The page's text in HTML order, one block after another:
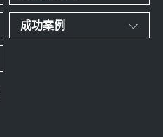
成功案例